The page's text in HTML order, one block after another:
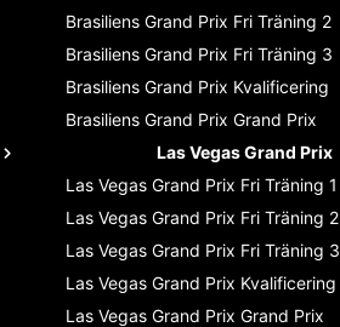
Brasiliens Grand Prix Fri Träning 2
Brasiliens Grand Prix Fri Träning 3
Brasiliens Grand Prix Kvalificering
Brasiliens Grand Prix Grand Prix
Las Vegas Grand Prix
Las Vegas Grand Prix Fri Träning 1
Las Vegas Grand Prix Fri Träning 2
Las Vegas Grand Prix Fri Träning 3
Las Vegas Grand Prix Kvalificering
Las Vegas Grand Prix Grand Prix